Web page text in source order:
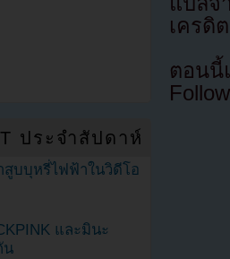
เครดิ
ตอนนี้
ประจำสัปดาห์
บบุหรี่ไฟฟ้าในวิดีโอ
และมินะ
น